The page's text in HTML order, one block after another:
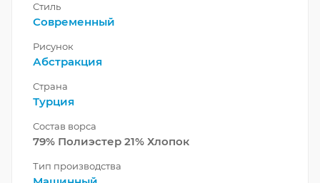
Стиль
Современный
Рисунок
Абстракция
Страна
Турция
Состав ворса
79% Полиэстер 21% Хлопок
Тип производства